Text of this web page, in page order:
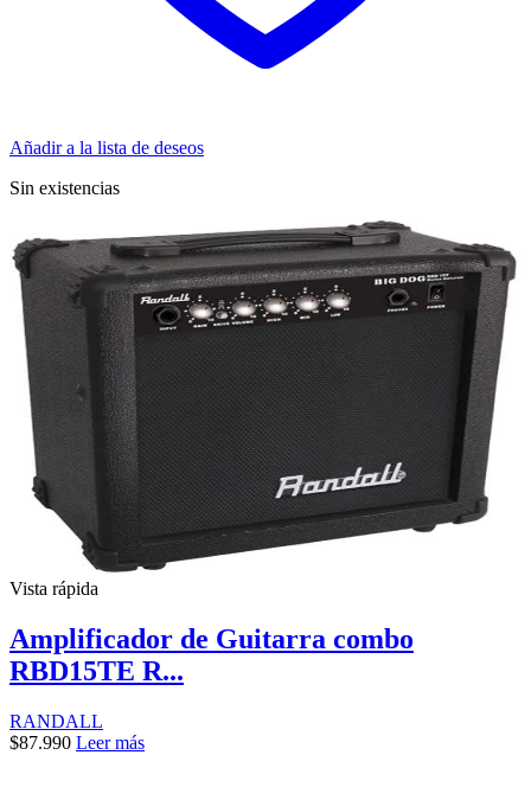
Añadir a la lista de deseos
Sin existencias
Vista rápida
Amplificador de Guitarra combo
RBD15TE R...
RANDALL
$87.990 Leer más